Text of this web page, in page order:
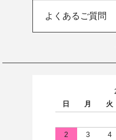
よくあるご質問
日
月 火
2
3 4